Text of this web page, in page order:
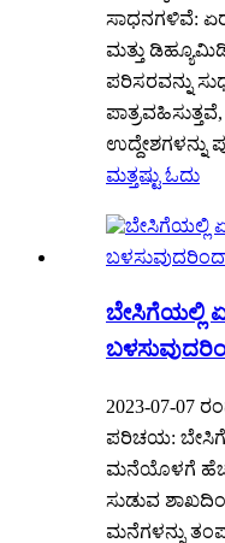
ಸಾಧನಗಳಿವೆ:
ಮತ್ತು
ಪರಿಸರವನ್ನು
ಉದ್ದೇಶಗಳನ್ನು
ಮತ್ತಷ್ಟು ಓದು
ಬೇಸಿಗೆಯಲ್ಲಿ
2023-07-07
ಪರಿಚಯ:
ಮನೆಯೊಳಗೆ
ಸುಡುವ
ಮನೆಗಳನ್ನು